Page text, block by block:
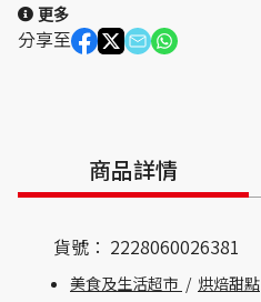
更多
分享至
商品詳情
貨號： 2228060026381
美食及生活超市 / 烘焙甜點